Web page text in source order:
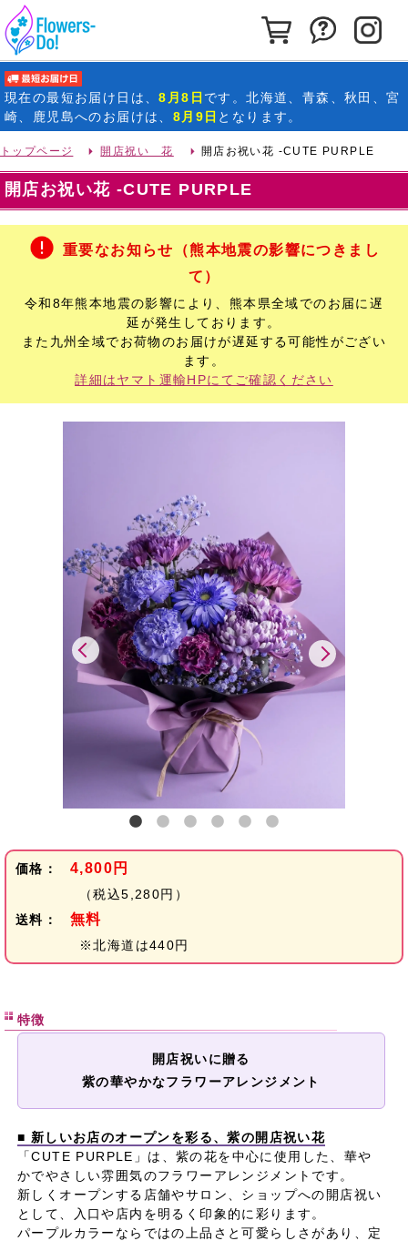
カートを見る
お問い合
現在の最短お届け日 は、8月8日 です。北海道、青森、秋田、宮
崎、鹿児島へのお届けは、 8月9日 となります。
トップページ 開店祝い 花 開店お祝い花 -CUTE PURPLE
開店お祝い花 -CUTE PURPLE
重要なお知らせ（熊本地震の影響につきまし
て）
令和8年熊本地震の影響により、熊本県全域でのお届に遅
延が発生しております。
また九州全域でお荷物のお届けが遅延する可能性がござい
ます。
詳細はヤマト運輸HPにてご確認ください
価格： 4,800円
（税込5,280円）
送料：
無料
※北海道は440円
特徴
開店祝いに贈る
紫の華やかなフラワーアレンジメント
■ 新しいお店のオープンを彩る、紫の開店祝い花
「CUTE PURPLE」は、紫の花を中心に使用した、華や
かでやさしい雰囲気のフラワーアレンジメントです。
新しくオープンする店舗やサロン、ショップへの開店祝い
として、入口や店内を明るく印象的に彩ります。
パープルカラーならではの上品さと可愛らしさがあり、定